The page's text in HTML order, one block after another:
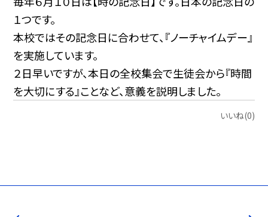
１つです。
本校ではその記念日に合わせて、『ノーチャイムデー』
を実施しています。
２日早いですが、本日の全校集会で生徒会から『時間
を大切にする』ことなど、意義を説明しました。
いいね(0)